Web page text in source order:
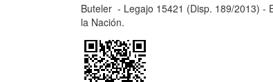
Buteler - Legajo 15421 (Disp. 189/2013) -
la Nación.